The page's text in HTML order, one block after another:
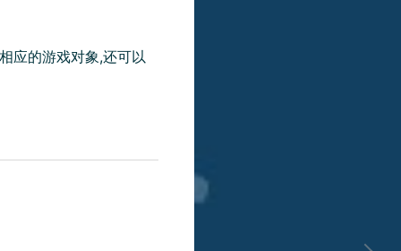
应的游戏对象,还可以